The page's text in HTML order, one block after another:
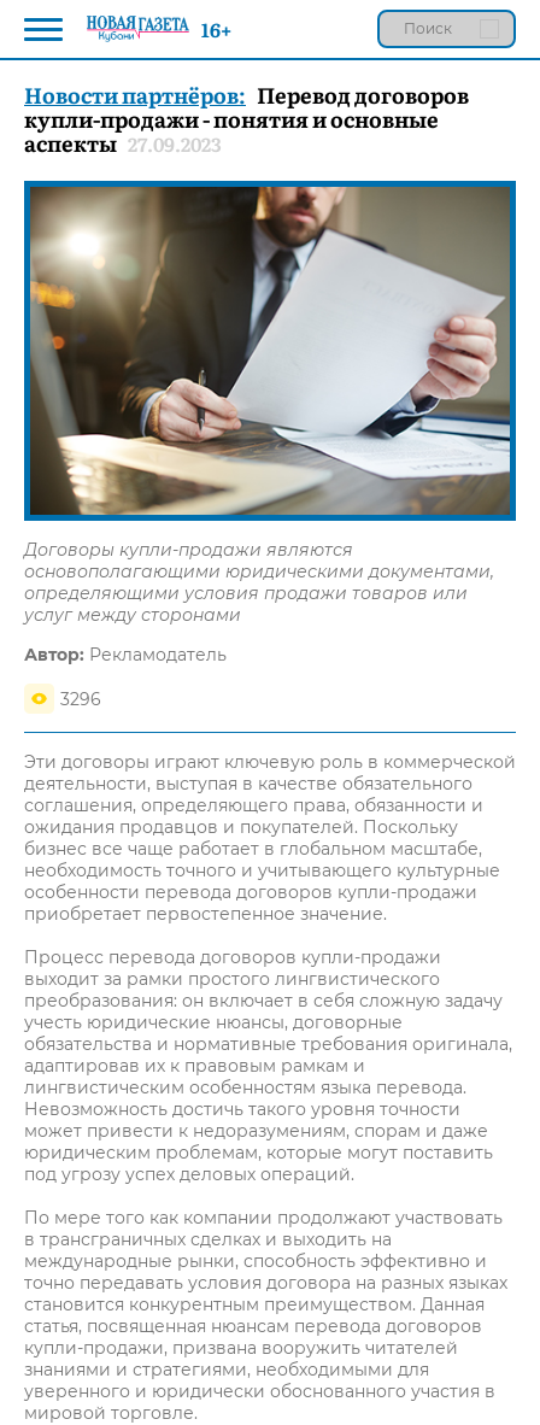
Новости партнёров: Перевод договоров
купли-продажи - понятия и основные
аспекты 27.09.2023
Договоры купли-продажи являются
основополагающими юридическими документами,
определяющими условия продажи товаров или
услуг между сторонами
Автор: Рекламодатель
3296
Эти договоры играют ключевую роль в коммерческой
деятельности, выступая в качестве обязательного
соглашения, определяющего права, обязанности и
ожидания продавцов и покупателей. Поскольку
бизнес все чаще работает в глобальном масштабе,
необходимость точного и учитывающего культурные
особенности перевода договоров купли-продажи
приобретает первостепенное значение.
Процесс перевода договоров купли-продажи
выходит за рамки простого лингвистического
преобразования: он включает в себя сложную задачу
учесть юридические нюансы, договорные
обязательства и нормативные требования оригинала,
адаптировав их к правовым рамкам и
лингвистическим особенностям языка перевода.
Невозможность достичь такого уровня точности
может привести к недоразумениям, спорам и даже
юридическим проблемам, которые могут поставить
под угрозу успех деловых операций.
По мере того как компании продолжают участвовать
в трансграничных сделках и выходить на
международные рынки, способность эффективно и
точно передавать условия договора на разных языках
становится конкурентным преимуществом. Данная
статья, посвященная нюансам перевода договоров
купли-продажи, призвана вооружить читателей
знаниями и стратегиями, необходимыми для
уверенного и юридически обоснованного участия в
мировой торговле.
16+